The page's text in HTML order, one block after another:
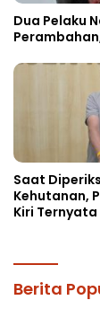
Dua Pelaku
Saat
Kehutanan,
Kiri Ternyata
Berita